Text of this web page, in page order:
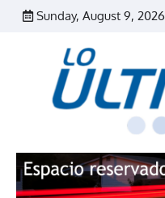
Skip
Sunday, August 9, 2026